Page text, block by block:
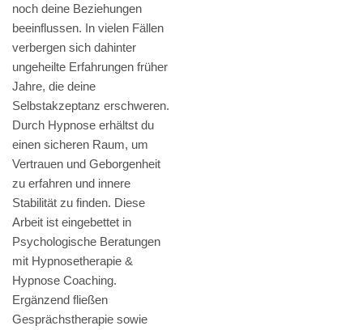
noch deine Beziehungen
beeinflussen. In vielen Fällen
verbergen sich dahinter
ungeheilte Erfahrungen früher
Jahre, die deine
Selbstakzeptanz erschweren.
Durch Hypnose erhältst du
einen sicheren Raum, um
Vertrauen und Geborgenheit
zu erfahren und innere
Stabilität zu finden. Diese
Arbeit ist eingebettet in
Psychologische Beratungen
mit Hypnosetherapie &
Hypnose Coaching.
Ergänzend fließen
Gesprächstherapie sowie